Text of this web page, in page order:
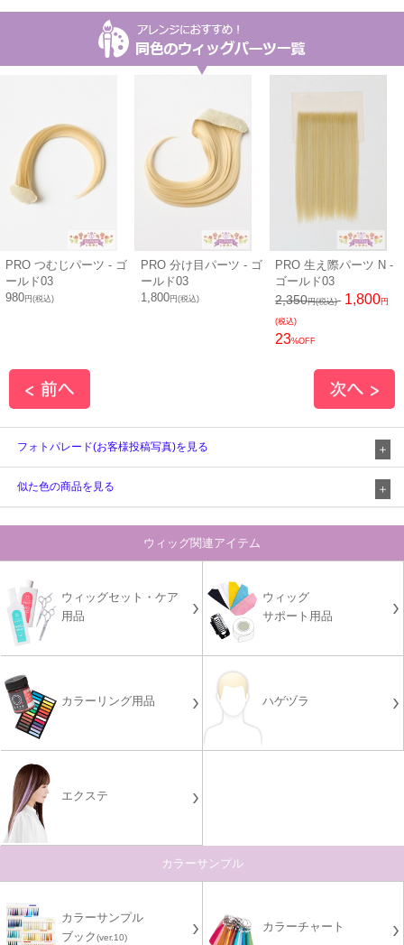
PRO つむじパーツ - ゴ
ールド03
980円(税込)
PRO 分け目パーツ - ゴ
ールド03
1,800円(税込)
PRO 生え際パーツ N -
ゴールド03
2,350円(税込) 1,800円
(税込)
23%OFF
フォトパレード(お客様投稿写真)を見る
似た色の商品を見る
ウィッグ関連アイテム
ウィッグセット・ケア
用品
ウィッグ
サポート用品
カラーリング用品 ハゲヅラ
エクステ
カラーサンプル
カラーサンプル
ブック(ver.10)
カラーチャート